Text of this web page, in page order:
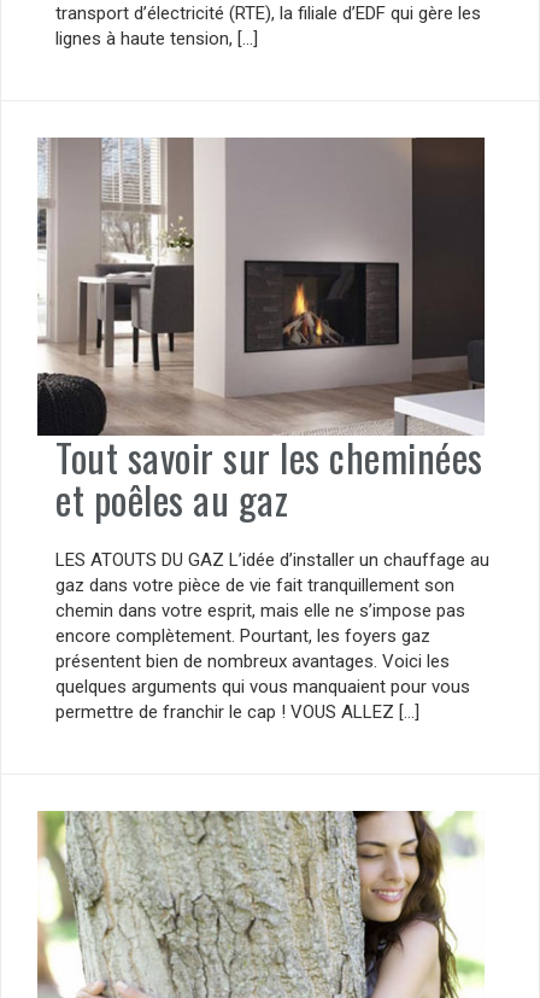
transport d’électricité (RTE), la filiale d’EDF qui gère les
lignes à haute tension, […]
Tout savoir sur les cheminées
et poêles au gaz
LES ATOUTS DU GAZ L’idée d’installer un chauffage au
gaz dans votre pièce de vie fait tranquillement son
chemin dans votre esprit, mais elle ne s’impose pas
encore complètement. Pourtant, les foyers gaz
présentent bien de nombreux avantages. Voici les
quelques arguments qui vous manquaient pour vous
permettre de franchir le cap ! VOUS ALLEZ […]